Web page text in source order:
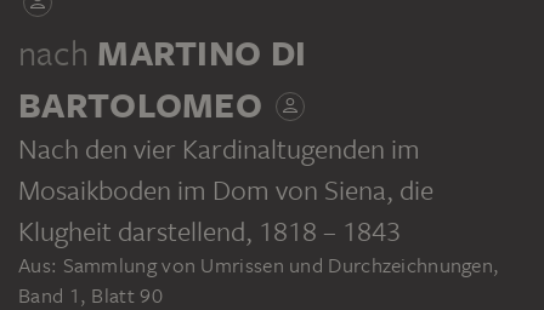
nach MARTINO DI
BARTOLOMEO
Nach den vier Kardinaltugenden im
Mosaikboden im Dom von Siena, die
Klugheit darstellend, 1818 – 1843
Aus: Sammlung von Umrissen und Durchzeichnungen,
Band 1, Blatt 90